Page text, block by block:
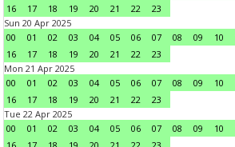
16
17 18 19 20 21 22
23
Sun 20 Apr 2025
00
01 02 03 04 05 06 07 08 09 10
16
17 18 19 20 21 22
23
Mon 21 Apr 2025
00
01 02 03 04 05 06 07 08 09 10
16
17 18 19 20 21 22
23
Tue 22 Apr 2025
00
01 02 03 04 05 06 07 08 09 10